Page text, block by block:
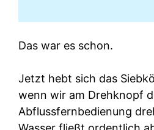
Das war es schon.
Jetzt hebt sich das
wenn wir am Drehknopf
Abflussfernbedienung